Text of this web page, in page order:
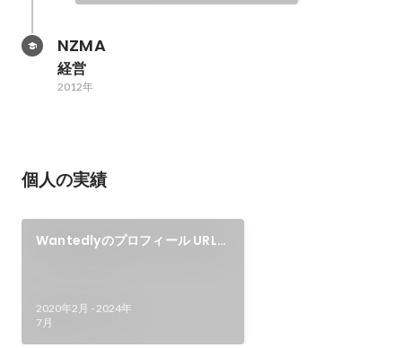
NZMA
経営
2012年
個人の実績
Wantedlyのプロフィール URLか
2020年2月 -2024年
7月